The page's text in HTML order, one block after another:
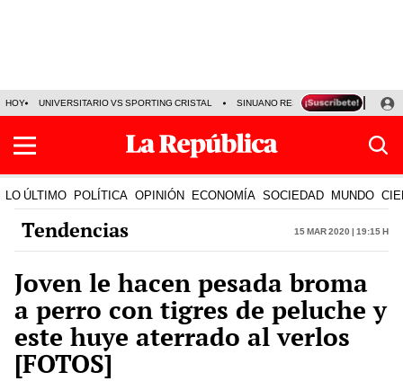
HOY UNIVERSITARIO VS SPORTING CRISTAL SINUANO RESULTADOS HOY
LO ÚLTIMO POLÍTICA OPINIÓN ECONOMÍA SOCIEDAD MUNDO
Tendencias 15 Mar 2020 | 19:15 h
Joven le hacen pesada broma
a perro con tigres de peluche y
este huye aterrado al verlos
[FOTOS]